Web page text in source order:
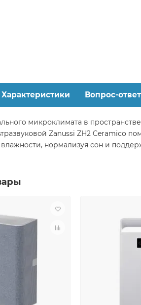
Характеристики Вопрос-ответ
микроклимата в
Zanussi ZH2 Ceramico
нормализуя сон и